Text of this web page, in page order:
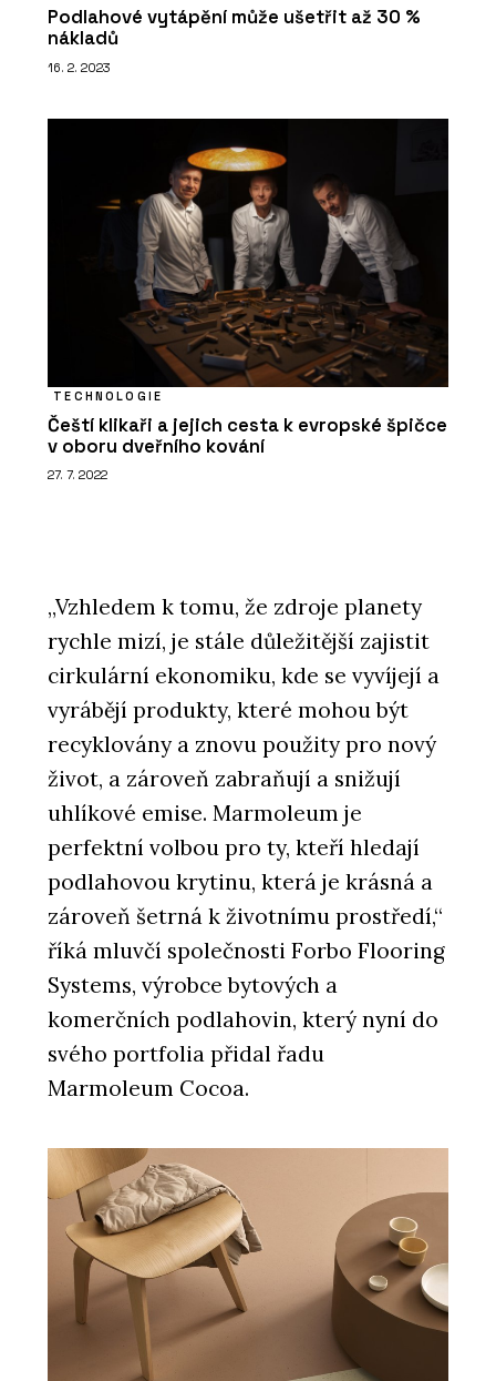
Podlahové vytápění může ušetřit až 30 %
nákladů
16. 2. 2023
TECHNOLOGIE
Čeští klikaři a jejich cesta k evropské špičce
v oboru dveřního kování
27. 7. 2022
„Vzhledem k tomu, že zdroje planety
rychle mizí, je stále důležitější zajistit
cirkulární ekonomiku, kde se vyvíjejí a
vyrábějí produkty, které mohou být
recyklovány a znovu použity pro nový
život, a zároveň zabraňují a snižují
uhlíkové emise. Marmoleum je
perfektní volbou pro ty, kteří hledají
podlahovou krytinu, která je krásná a
zároveň šetrná k životnímu prostředí,“
říká mluvčí společnosti Forbo Flooring
Systems, výrobce bytových a
komerčních podlahovin, který nyní do
svého portfolia přidal řadu
Marmoleum Cocoa.